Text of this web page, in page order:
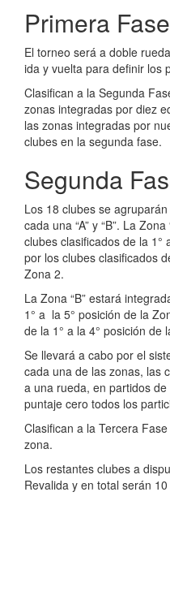
Primera Fase
El torneo será a doble
ida y vuelta para definir los
Clasifican a la Segunda
zonas integradas por diez
las zonas integradas por
clubes en la segunda fase.
Segunda
Los 18 clubes se
cada una “A” y “B”. La
clubes clasificados de la
por los clubes clasificados
Zona 2.
La Zona “B” estará
1° a la 5° posición de la
de la 1° a la 4° posición de
Se llevará a cabo por el
cada una de las zonas, las
a una rueda, en partidos
puntaje cero todos los
Clasifican a la Tercera
zona.
Los restantes clubes a
Revalida y en total serán